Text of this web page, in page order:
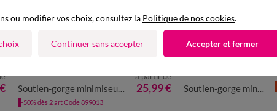
Soutien-gorge minimiseur microfibre toute douce - avec armatures
à partir de
25,99 €
-50% dès 2 art Code 899013
Soutien-gorge minimiseur dentelle avec armatures - lot de 2
ou modifier vos choix, consultez la Politique de nos cookies.
Continuer sans accepter Accepter et fermer